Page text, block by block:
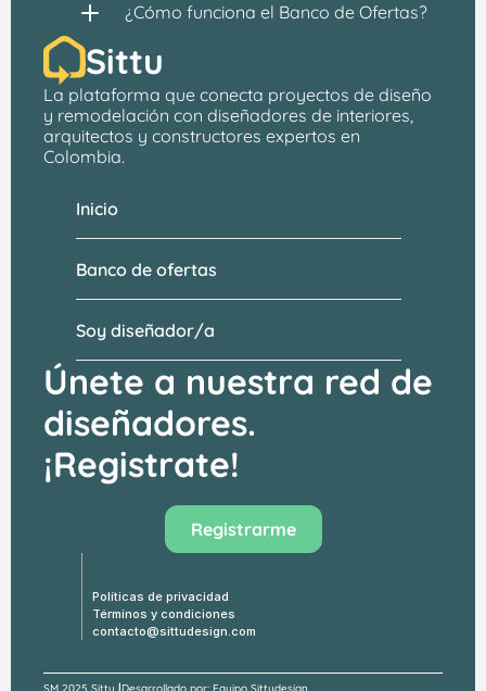
¿Cómo funciona el Banco de Ofertas?
Sittu
La plataforma que conecta proyectos de diseño
y remodelación con diseñadores de interiores,
arquitectos y constructores expertos en
Colombia.
Banco de ofertas
Soy diseñador/a
Inicio
Únete a nuestra red de
diseñadores.
¡Registrate!
Registrarme
Políticas de privacidad
Términos y condiciones
contacto@sittudesign.com